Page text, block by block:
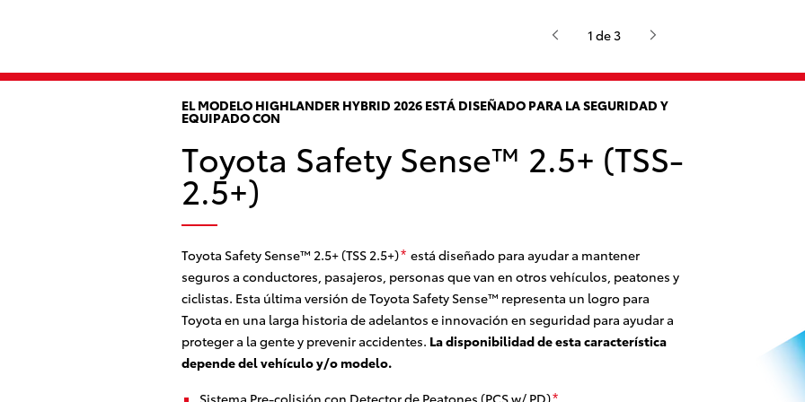
1 de 3
EL MODELO HIGHLANDER HYBRID 2026 ESTÁ DISEÑADO PARA LA SEGURIDAD Y
EQUIPADO CON
Toyota Safety Sense™ 2.5+ (TSS-
2.5+)
Toyota Safety Sense™ 2.5+ (TSS 2.5+)* está diseñado para ayudar a mantener
seguros a conductores, pasajeros, personas que van en otros vehículos, peatones y
ciclistas. Esta última versión de Toyota Safety Sense™ representa un logro para
Toyota en una larga historia de adelantos e innovación en seguridad para ayudar a
proteger a la gente y prevenir accidentes. La disponibilidad de esta característica
depende del vehículo y/o modelo.